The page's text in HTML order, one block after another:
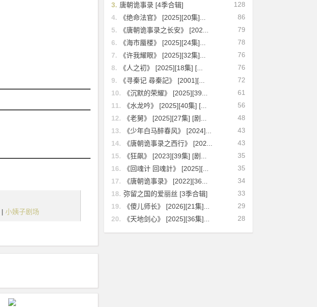
| 小姨子剧场
128
3. 唐朝诡事录 [4季合辑]
86
4.
《绝命法官》 [2025][20集]...
79
5.
《唐朝诡事录之长安》 [202...
78
6.
《海市蜃楼》 [2025][24集]...
76
7.
《许我耀眼》 [2025][32集]...
76
8.
《人之初》 [2025][18集] [...
72
9.
《寻秦记 尋秦記》 [2001][...
61
10.
《沉默的荣耀》 [2025][39...
56
11.
《水龙吟》 [2025][40集] [...
48
12.
《老舅》 [2025][27集] [剧...
43
13.
《少年白马醉春风》 [2024]...
43
14.
《唐朝诡事录之西行》 [202...
35
15.
《狂飙》 [2023][39集] [剧...
35
16.
《回魂计 回魂計》 [2025][...
34
17.
《唐朝诡事录》 [2022][36...
33
18. 弥留之国的爱丽丝 [3季合辑]
29
19.
《傻儿师长》 [2026][21集]...
28
20. 《天地剑心》 [2025][36集]...